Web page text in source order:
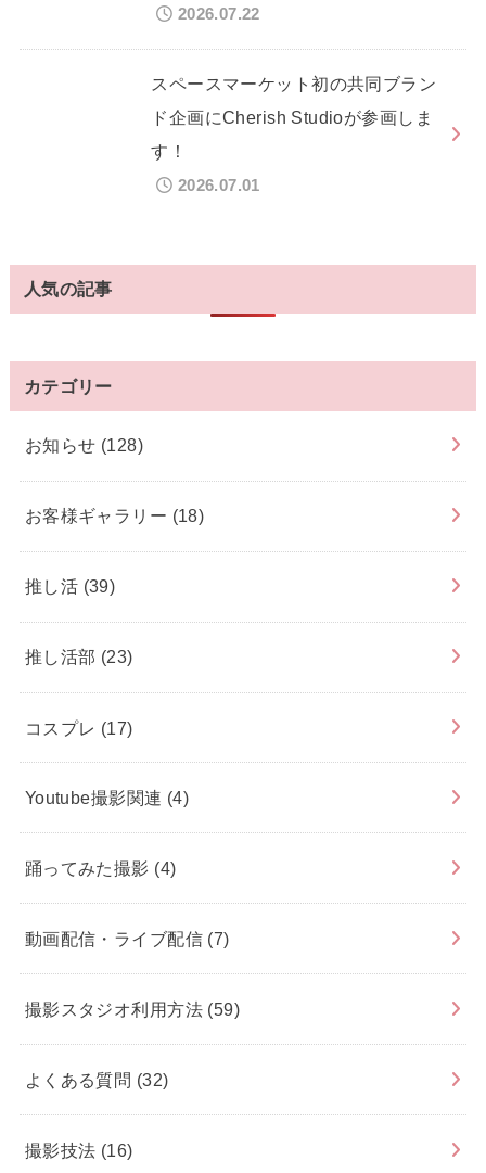
2026.07.22
スペースマーケット初の共同ブラン
ド企画にCherish Studioが参画しま
す！
2026.07.01
人気の記事
カテゴリー
お知らせ (128)
お客様ギャラリー (18)
推し活 (39)
推し活部 (23)
コスプレ (17)
Youtube撮影関連 (4)
踊ってみた撮影 (4)
動画配信・ライブ配信 (7)
撮影スタジオ利用方法 (59)
よくある質問 (32)
撮影技法 (16)